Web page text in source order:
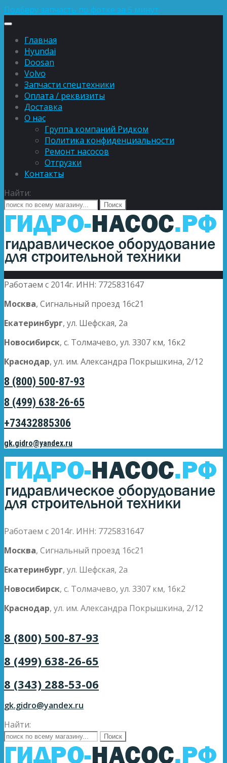
Подберу запчасть по фотке за 5 минут
Главная
Hyundai
Doosan
Volvo
Запчасти спецтехники
Оплата / реквизиты
Доставка
О нас
Группа компаний Ридком
Политика конфиденциальности
Ремонт насосов
Отгрузки
Контакты
Найти:
Работаем с 2014г. ИНН: 7725831647
Москва, Сигнальный проезд 16с21
Екатеринбург, ул. Шефская, 2а
Новосибирск, с. Толмачево, ул. 3307 км, 16к2
Краснодар, ул. им. Александра Покрышкина, 2/12
8 (800) 500-87-93
8 (499) 638-26-65
+73432885306
gk.gidro@yandex.ru
Работаем с 2014г. ИНН: 7725831647
Москва, Сигнальный проезд 16с21
Екатеринбург, ул. Шефская, 2а
Новосибирск, с. Толмачево, ул. 3307 км, 16к2
Краснодар, ул. им. Александра Покрышкина, 2/12
8 (800) 500-87-93
8 (499) 638-26-65
8 (343) 288-53-06
gk.gidro@yandex.ru
Найти: